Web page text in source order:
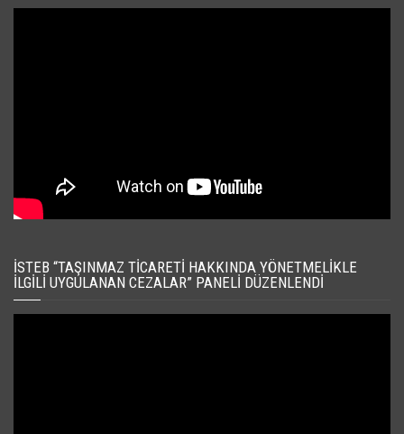
İSTEB “TAŞINMAZ TICARETI HAKKINDA YÖNETMELIKLE
İLGILI UYGULANAN CEZALAR” PANELI DÜZENLENDI